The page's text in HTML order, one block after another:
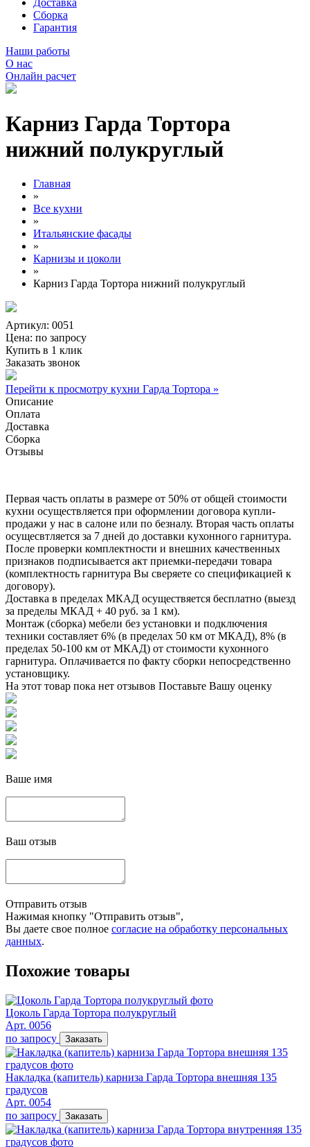
Доставка
Сборка
Гарантия
Наши работы
О нас
Онлайн расчет
Карниз Гарда Тортора
нижний полукруглый
Главная
»
Все кухни
»
Итальянские фасады
»
Карнизы и цоколи
»
Карниз Гарда Тортора нижний полукруглый
Артикул: 0051
Цена: по запросу
Купить в 1 клик
Заказать звонок
Перейти к просмотру кухни Гарда Тортора »
Описание
Оплата
Доставка
Сборка
Отзывы
Первая часть оплаты в размере от 50% от общей стоимости
кухни осуществляется при оформлении договора купли-
продажи у нас в салоне или по безналу. Вторая часть оплаты
осущесвтляется за 7 дней до доставки кухонного гарнитура.
После проверки комплектности и внешних качественных
признаков подписывается акт приемки-передачи товара
(комплектность гарнитура Вы сверяете со спецификацией к
договору).
Доставка в пределах МКАД осуществяется бесплатно (выезд
за пределы МКАД + 40 руб. за 1 км).
Монтаж (сборка) мебели без установки и подключения
техники составляет 6% (в пределах 50 км от МКАД), 8% (в
пределах 50-100 км от МКАД) от стоимости кухонного
гарнитура. Оплачивается по факту сборки непосредственно
установщику.
На этот товар пока нет отзывов Поставьте Вашу оценку
Ваше имя
Ваш отзыв
Отправить отзыв
Нажимая кнопку "Отправить отзыв",
Вы даете свое полное согласие на обработку персональных
данных.
Похожие товары
Цоколь Гарда Тортора полукруглый
Арт. 0056
по запросу
Заказать
Накладка (капитель) карниза Гарда Тортора внешняя 135
градусов
Арт. 0054
по запросу
Заказать